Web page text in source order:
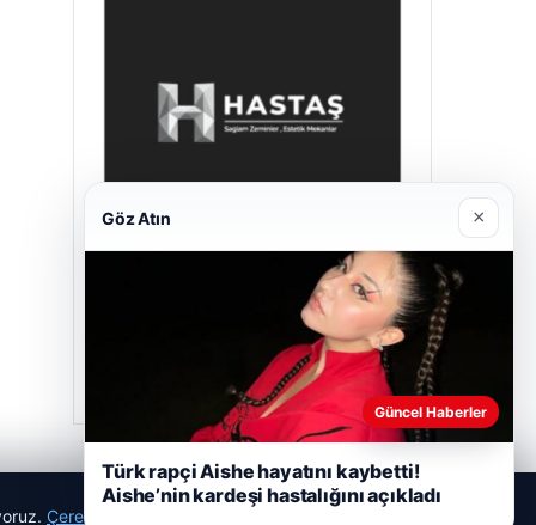
Çerez Politikamız
Göz Atın ×
Güncel Haberler
Türk rapçi Aishe hayatını kaybetti!
Aishe’nin kardeşi hastalığını açıkladı